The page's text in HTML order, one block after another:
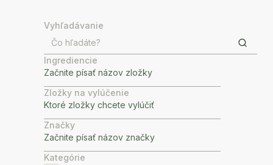
Vyhľadávanie
Ingrediencie
Zložky na vylúčenie
Značky
Kategórie